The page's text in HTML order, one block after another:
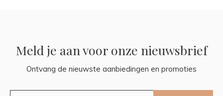
Meld je aan voor onze nieuwsbrief
Ontvang de nieuwste aanbiedingen en promoties